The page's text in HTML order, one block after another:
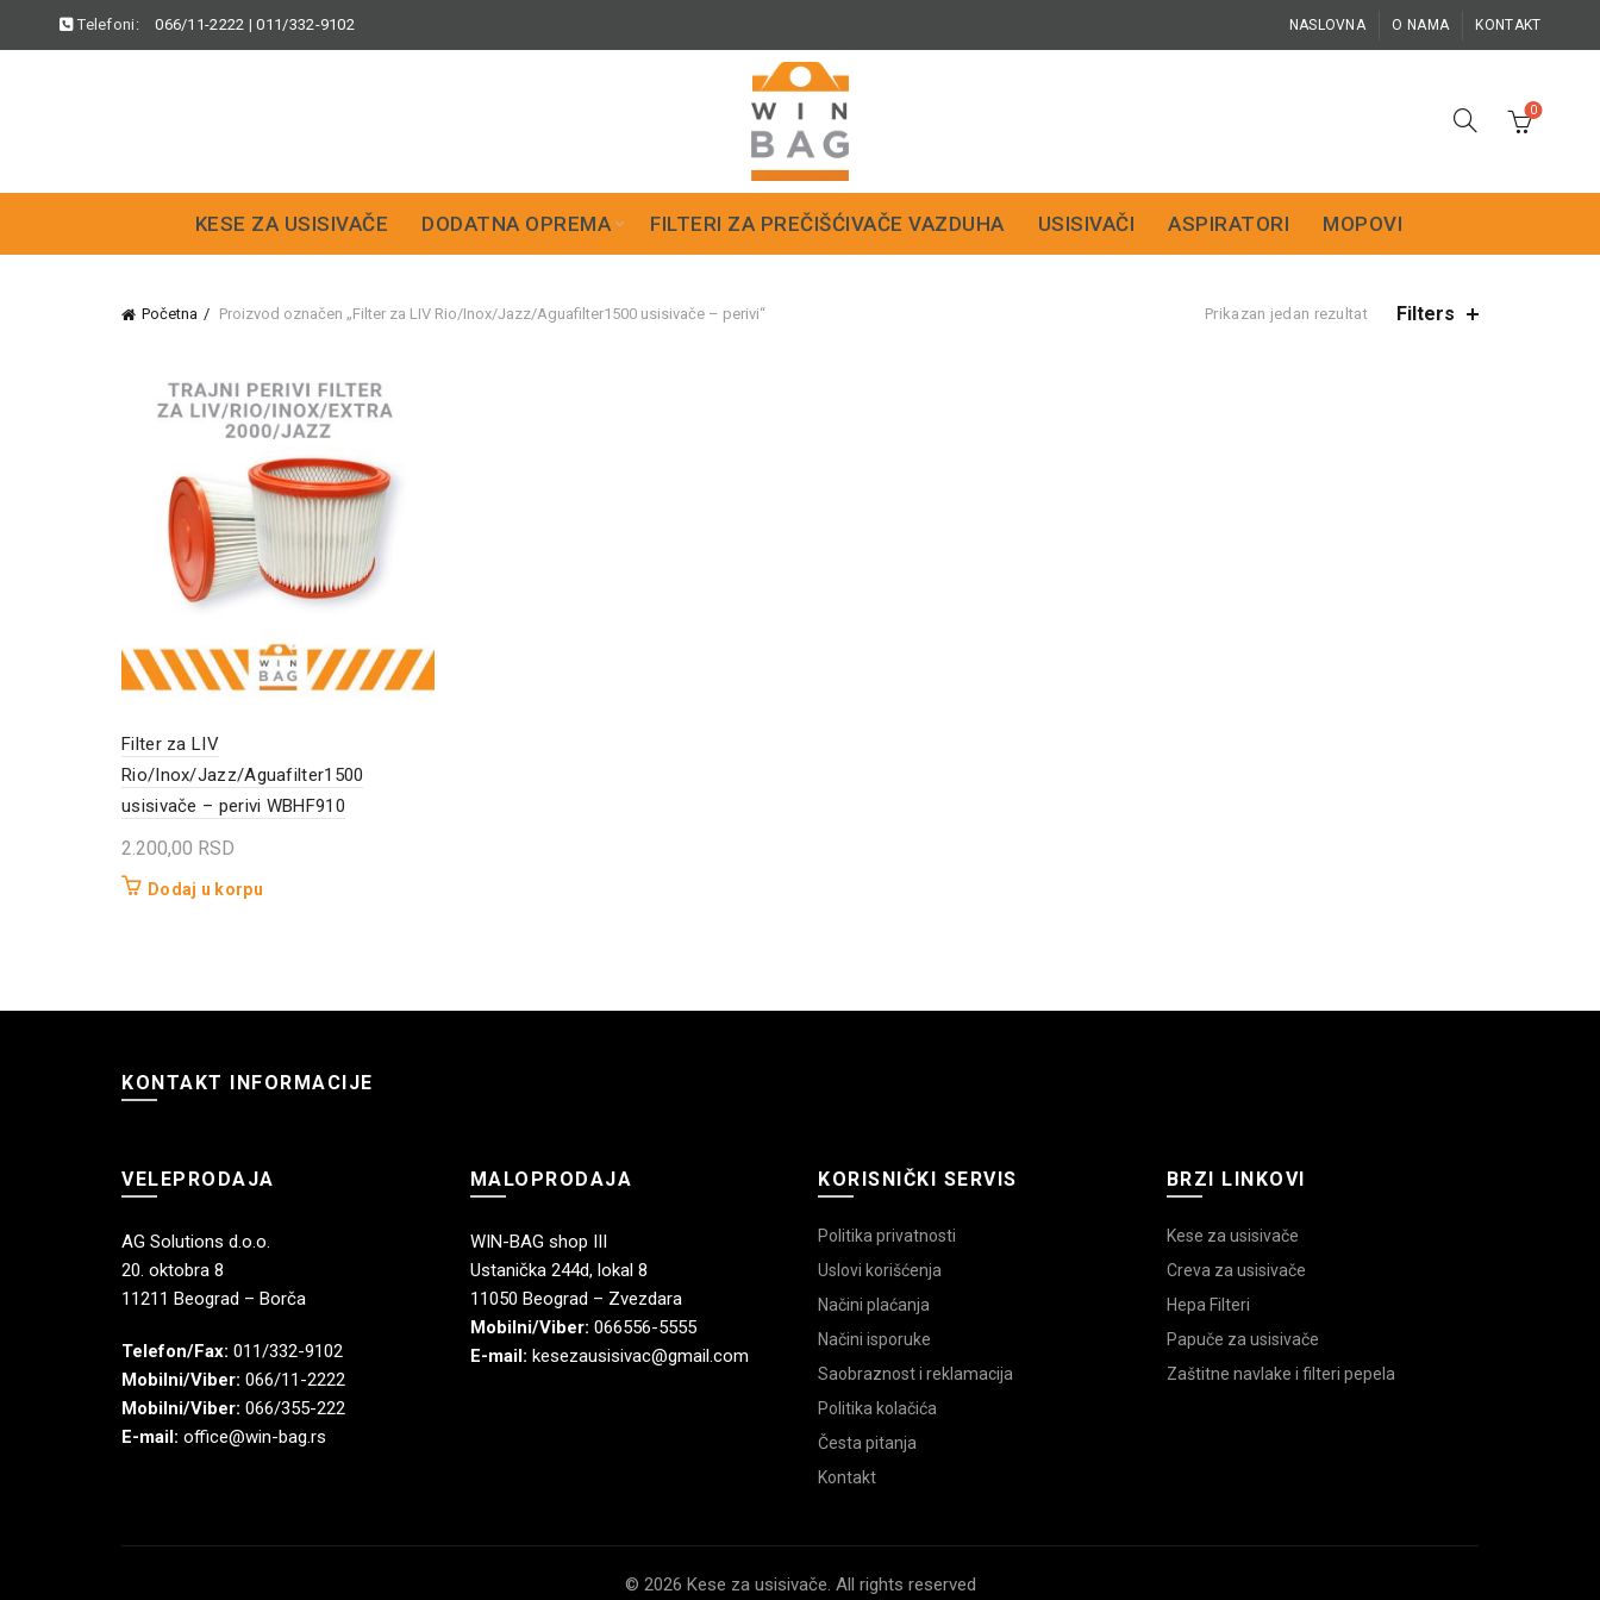
Telefoni: 066/11-2222 |011/332-9102 NASLOVNA O NAMA KONTAKT
0
KESE ZA USISIVAČE DODATNA OPREMA FILTERI ZA PREČIŠĆIVAČE VAZDUHA USISIVAČI ASPIRATORI MOPOVI
Početna Proizvod označen „Filter za LIV Rio/Inox/Jazz/Aguafilter1500 usisivače – perivi“ Prikazan jedan rezultat Filters
Filter za LIV
Rio/Inox/Jazz/Aguafilter1500
usisivače – perivi WBHF910
2.200,00 RSD
Dodaj u korpu
KONTAKT INFORMACIJE
VELEPRODAJA
AG Solutions d.o.o.
20. oktobra 8
11211 Beograd – Borča
Telefon/Fax: 011/332-9102
Mobilni/Viber: 066/11-2222
Mobilni/Viber: 066/355-222
E-mail: office@win-bag.rs
MALOPRODAJA
WIN-BAG shop III
Ustanička 244d, lokal 8
11050 Beograd – Zvezdara
Mobilni/Viber: 066556-5555
E-mail: kesezausisivac@gmail.com
KORISNIČKI SERVIS
Politika privatnosti
Uslovi korišćenja
Načini plaćanja
Načini isporuke
Saobraznost i reklamacija
Politika kolačića
Česta pitanja
Kontakt
BRZI LINKOVI
Kese za usisivače
Creva za usisivače
Hepa Filteri
Papuče za usisivače
Zaštitne navlake i filteri pepela
© 2026 Kese za usisivače. All rights reserved